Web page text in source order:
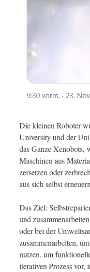
Die kleinen Roboter
University und der
das Ganze Xenobots,
Maschinen aus
zersetzen oder
aus sich selbst
Das Ziel:
und
oder bei der
zusammenarbeiten,
nutzen, um
iterativen Prozess vor,